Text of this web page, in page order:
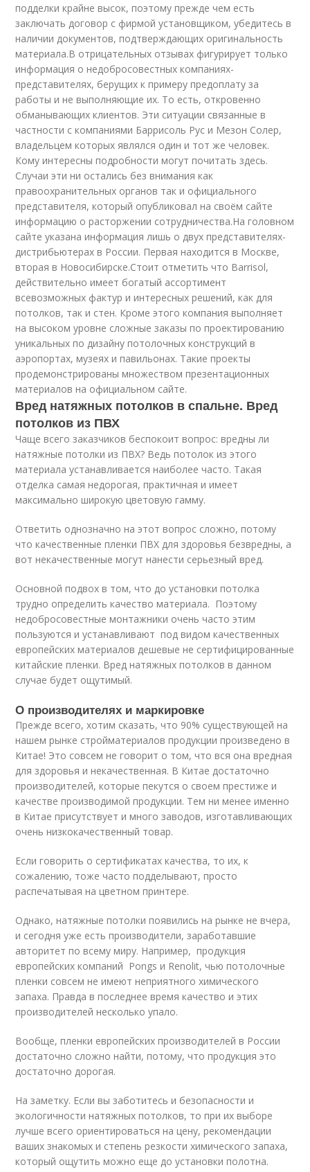
подделки крайне высок, поэтому прежде чем есть
заключать договор с фирмой установщиком, убедитесь в
наличии документов, подтверждающих оригинальность
материала.В отрицательных отзывах фигурирует только
информация о недобросовестных компаниях-
представителях, берущих к примеру предоплату за
работы и не выполняющие их. То есть, откровенно
обманывающих клиентов. Эти ситуации связанные в
частности с компаниями Баррисоль Рус и Мезон Солер,
владельцем которых являлся один и тот же человек.
Кому интересны подробности могут почитать здесь.
Случаи эти ни остались без внимания как
правоохранительных органов так и официального
представителя, который опубликовал на своём сайте
информацию о расторжении сотрудничества.На головном
сайте указана информация лишь о двух представителях-
дистрибьютерах в России. Первая находится в Москве,
вторая в Новосибирске.Стоит отметить что Ваrrisol,
действительно имеет богатый ассортимент
всевозможных фактур и интересных решений, как для
потолков, так и стен. Кроме этого компания выполняет
на высоком уровне сложные заказы по проектированию
уникальных по дизайну потолочных конструкций в
аэропортах, музеях и павильонах. Такие проекты
продемонстрированы множеством презентационных
материалов на официальном сайте.
Вред натяжных потолков в спальне. Вред
потолков из ПВХ
Чаще всего заказчиков беспокоит вопрос: вредны ли
натяжные потолки из ПВХ? Ведь потолок из этого
материала устанавливается наиболее часто. Такая
отделка самая недорогая, практичная и имеет
максимально широкую цветовую гамму.
Ответить однозначно на этот вопрос сложно, потому
что качественные пленки ПВХ для здоровья безвредны, а
вот некачественные могут нанести серьезный вред.
Основной подвох в том, что до установки потолка
трудно определить качество материала. Поэтому
недобросовестные монтажники очень часто этим
пользуются и устанавливают под видом качественных
европейских материалов дешевые не сертифицированные
китайские пленки. Вред натяжных потолков в данном
случае будет ощутимый.
О производителях и маркировке
Прежде всего, хотим сказать, что 90% существующей на
нашем рынке стройматериалов продукции произведено в
Китае! Это совсем не говорит о том, что вся она вредная
для здоровья и некачественная. В Китае достаточно
производителей, которые пекутся о своем престиже и
качестве производимой продукции. Тем ни менее именно
в Китае присутствует и много заводов, изготавливающих
очень низкокачественный товар.
Если говорить о сертификатах качества, то их, к
сожалению, тоже часто подделывают, просто
распечатывая на цветном принтере.
Однако, натяжные потолки появились на рынке не вчера,
и сегодня уже есть производители, заработавшие
авторитет по всему миру. Например, продукция
европейских компаний Pongs и Renolit, чью потолочные
пленки совсем не имеют неприятного химического
запаха. Правда в последнее время качество и этих
производителей несколько упало.
Вообще, пленки европейских производителей в России
достаточно сложно найти, потому, что продукция это
достаточно дорогая.
На заметку. Если вы заботитесь и безопасности и
экологичности натяжных потолков, то при их выборе
лучше всего ориентироваться на цену, рекомендации
ваших знакомых и степень резкости химического запаха,
который ощутить можно еще до установки полотна.